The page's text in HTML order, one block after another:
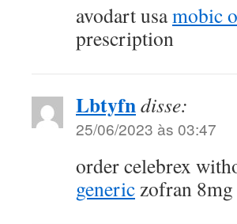
avodart usamobic
prescription
Lbtyfndisse:
25/06/2023 às 03:47
order celebrex
genericzofran